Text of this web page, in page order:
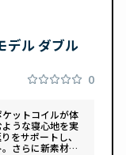
デル ダブル
0
ットコイルが体
うな寝心地を実
をサポートし、
さらに新素材